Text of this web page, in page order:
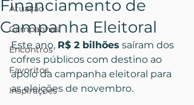
Atuação
Campanhas
Encontros
Favoritos
Inspirações
Financiamento de
Campanha Eleitoral
Este ano, R$ 2 bilhões saíram dos
cofres públicos com destino ao
apoio da campanha eleitoral para
as eleições de novembro.